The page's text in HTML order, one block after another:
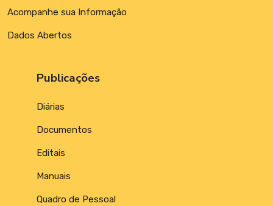
Acompanhe sua Informação
Dados Abertos
Publicações
Diárias
Documentos
Editais
Manuais
Quadro de Pessoal